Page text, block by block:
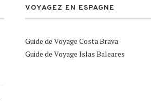
VOYAGEZ EN ESPAGNE
Guide de Voyage Costa Brava
Guide de Voyage Islas Baleares